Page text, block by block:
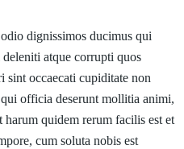
dignissimos ducimus qui
atque corrupti quos
sint occaecati cupiditate non
officia deserunt mollitia animi,
quidem rerum facilis est et
cum soluta nobis est